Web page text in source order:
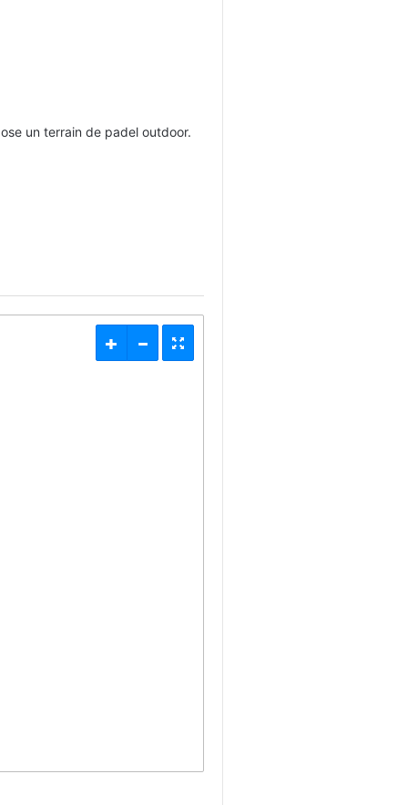
un terrain de padel outdoor.